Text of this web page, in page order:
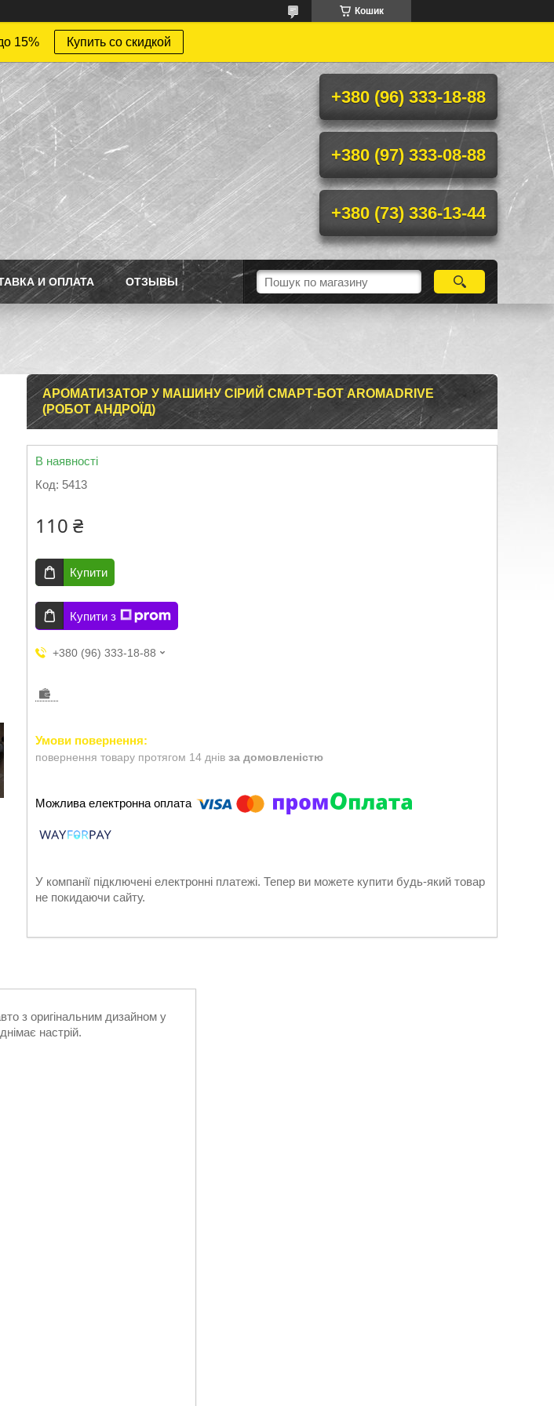
Кошик
15% Купить со скидкой
+380 (96) 333-18-88
+380 (97) 333-08-88
+380 (73) 336-13-44
И ОПЛАТА ОТЗЫВЫ
АРОМАТИЗАТОР У МАШИНУ СІРИЙ СМАРТ-БОТ AROMADRIVE
(РОБОТ АНДРОЇД)
В наявності
Код: 5413
110 ₴
Купити
Купити з
+380 (96) 333-18-88
повернення товару протягом 14 днів за домовленістю
У компанії підключені електронні платежі. Тепер ви можете купити будь-який товар
не покидаючи сайту.
з оригінальним дизайном у
настрій.